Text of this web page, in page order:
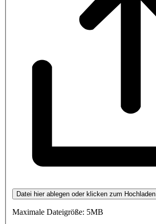
Datei hier ablegen oder klicken zum Hochladen
Maximale Dateigröße: 5MB